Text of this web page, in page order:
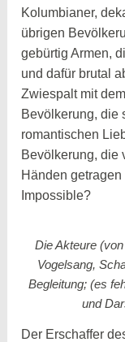
Kolumbianer,
übrigen
gebürtig Armen,
und dafür brutal
Zwiespalt mit
Bevölkerung, die
romantischen
Bevölkerung, die
Händen
Impossible?
Die Akteure
Vogelsang,
Begleitung; (es
und
Der Erschaffer